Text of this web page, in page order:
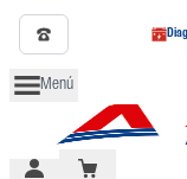
Menú